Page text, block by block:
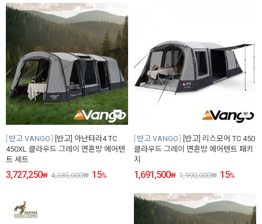
반고 VANGO
[반고] 아난타라4 TC
450XL 클라우드 그레이 면혼방 에어텐
트 세트
3,727,250₩ 4,385,000₩ 15%
반고 VANGO
[반고] 리스모어 TC 450
클라우드 그레이 면혼방 에어텐트 패키
지
1,691,500₩ 1,990,000₩ 15%